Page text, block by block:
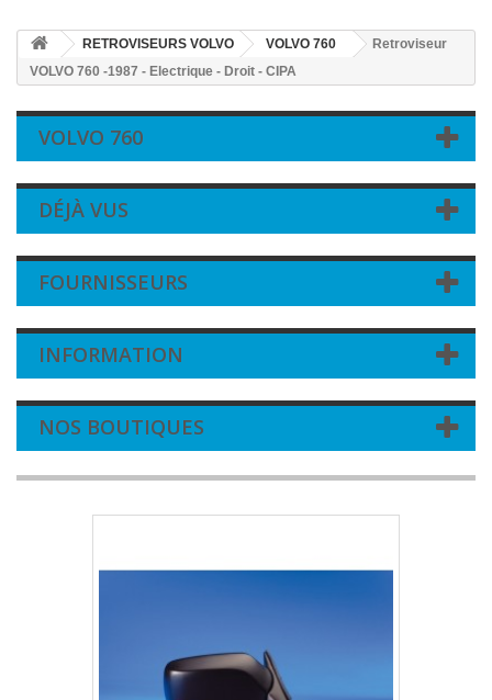
RETROVISEURS VOLVO VOLVO 760
Retroviseur
VOLVO 760 -1987 - Electrique - Droit - CIPA
VOLVO 760
DÉJÀ VUS
FOURNISSEURS
INFORMATION
NOS BOUTIQUES